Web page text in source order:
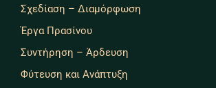
Σχεδίαση – Διαμόρφωση
Έργα Πρασίνου
Συντήρηση – Άρδευση
Φύτευση και Ανάπτυξη